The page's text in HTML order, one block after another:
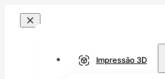
Impressão 3D